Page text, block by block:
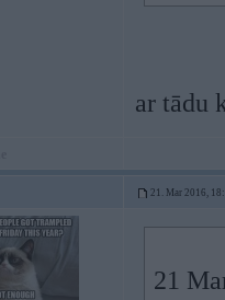
ar tādu
21. Mar 2016,
21